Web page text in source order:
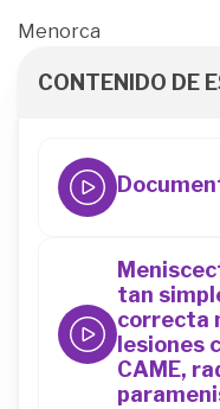
Menorca
CONTENIDO DE
tan
correcta
lesiones
CAME,